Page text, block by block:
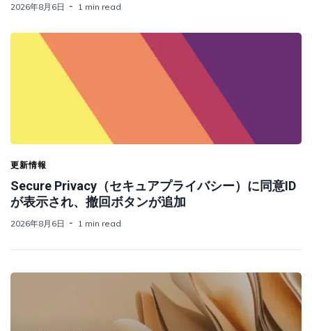
2026年8月6日 1 min read
更新情報
Secure Privacy（セキュアプライバシー）に同意ID
が表示され、撤回ボタンが追加
2026年8月6日 1 min read